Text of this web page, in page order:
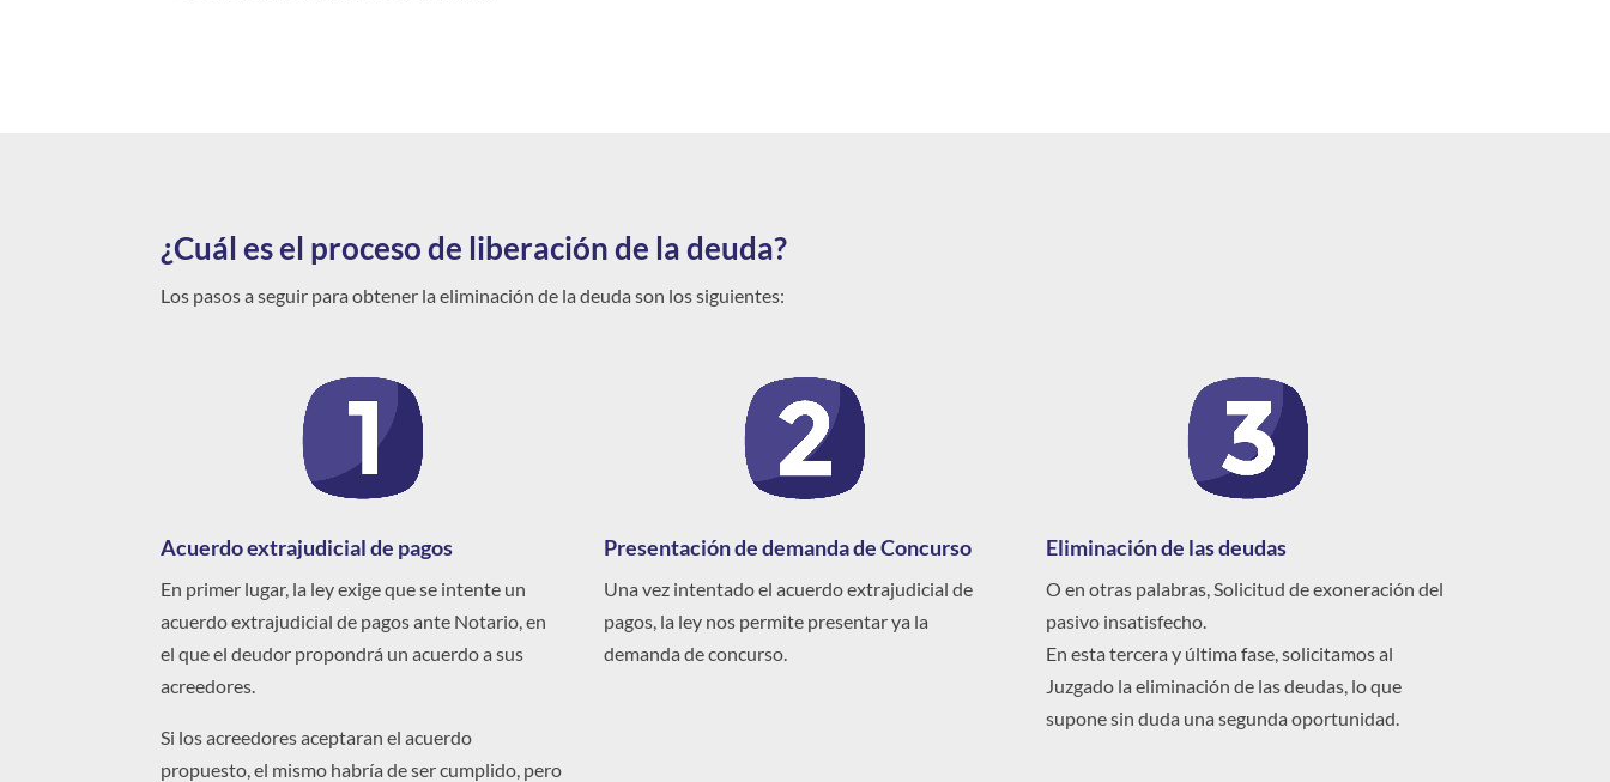
¿Cuál es el proceso de liberación de la deuda?
Los pasos a seguir para obtener la eliminación de la deuda son los siguientes:
Acuerdo extrajudicial de pagos
En primer lugar, la ley exige que se intente un
acuerdo extrajudicial de pagos ante Notario, en
el que el deudor propondrá un acuerdo a sus
acreedores.
Si los acreedores aceptaran el acuerdo
propuesto, el mismo habría de ser cumplido, pero
Presentación de demanda de Concurso
Una vez intentado el acuerdo extrajudicial de
pagos, la ley nos permite presentar ya la
demanda de concurso.
Eliminación de las deudas
O en otras palabras, Solicitud de exoneración del
pasivo insatisfecho.
En esta tercera y última fase, solicitamos al
Juzgado la eliminación de las deudas, lo que
supone sin duda una segunda oportunidad.